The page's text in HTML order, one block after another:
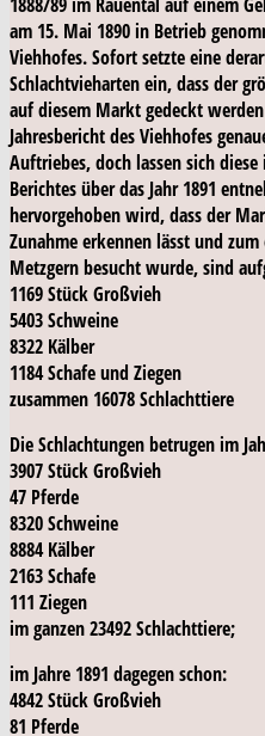
am 15. Mai 1890 in Betrieb
Viehhofes. Sofort setzte eine
Schlachtvieharten ein, dass der
auf diesem Markt gedeckt
Jahresbericht des Viehhofes
Auftriebes, doch lassen sich
Berichtes über das Jahr 1891
hervorgehoben wird, dass der
Zunahme erkennen lässt und
Metzgern besucht wurde, sind
1169 Stück Großvieh
5403 Schweine
8322 Kälber
1184 Schafe und Ziegen
zusammen 16078 Schlachttiere
Die Schlachtungen betrugen im
3907 Stück Großvieh
47 Pferde
8320 Schweine
8884 Kälber
2163 Schafe
111 Ziegen
im ganzen 23492 Schlachttiere;
im Jahre 1891 dagegen schon:
4842 Stück Großvieh
81 Pferde